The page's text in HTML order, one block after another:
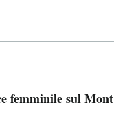
femminile sul Mont